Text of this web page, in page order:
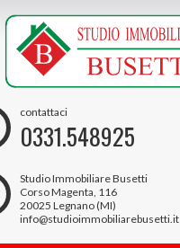
contattaci
0331.548925
Studio Immobiliare Busetti
Corso Magenta, 116
20025 Legnano (MI)
info@studioimmobiliarebusetti.it